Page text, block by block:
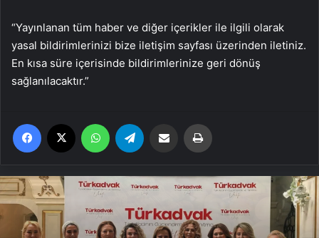
“Yayınlanan tüm haber ve diğer içerikler ile ilgili olarak
yasal bildirimlerinizi bize iletişim sayfası üzerinden iletiniz.
En kısa süre içerisinde bildirimlerinize geri dönüş
sağlanılacaktır.”
Facebook WhatsApp Email'den paylaş